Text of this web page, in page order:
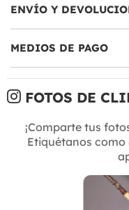
ENVÍO Y
MEDIOS DE PAGO
FOTOS DE
¡Comparte tus
Etiquétanos como